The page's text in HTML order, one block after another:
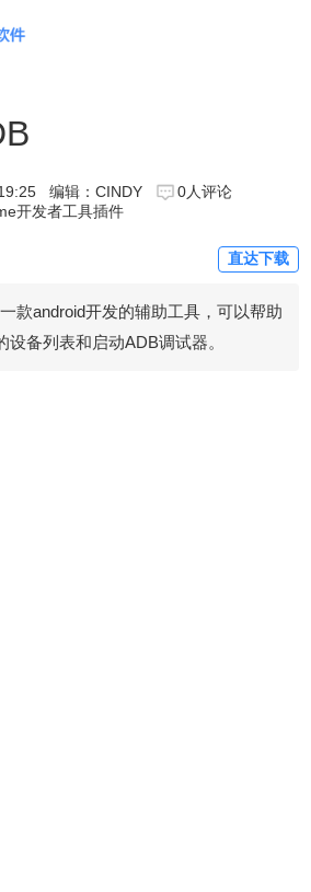
编辑：CINDY
0人评论
开发者工具插件
直达下载
款android开发的辅助工具，可以帮助
设备列表和启动ADB调试器。